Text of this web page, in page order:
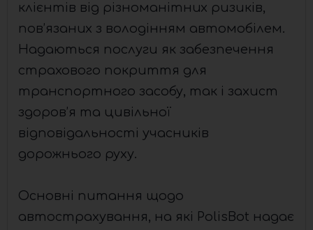
клієнтів від різноманітних ризиків,
пов’язаних з володінням автомобілем.
Надаються послуги як забезпечення
страхового покриття для
транспортного засобу, так і захист
здоров’я та цивільної
відповідальності учасників
дорожнього руху.
Основні питання щодо
автострахування, на які PolisBot надає